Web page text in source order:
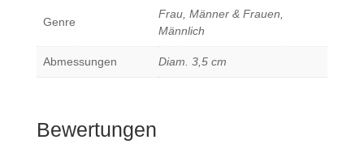
Genre
Frau, Männer & Frauen,
Männlich
Abmessungen Diam. 3,5 cm
Bewertungen